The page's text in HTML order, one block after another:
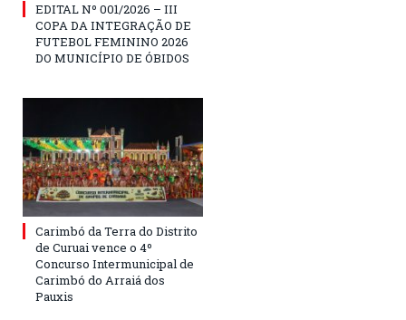
EDITAL Nº 001/2026 – III
COPA DA INTEGRAÇÃO DE
FUTEBOL FEMININO 2026
DO MUNICÍPIO DE ÓBIDOS
Carimbó da Terra do Distrito
de Curuai vence o 4º
Concurso Intermunicipal de
Carimbó do Arraiá dos
Pauxis